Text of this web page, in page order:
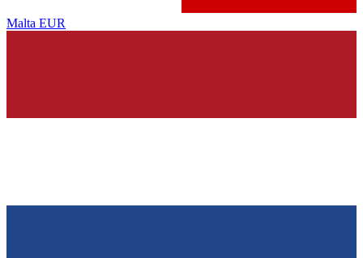
Malta EUR